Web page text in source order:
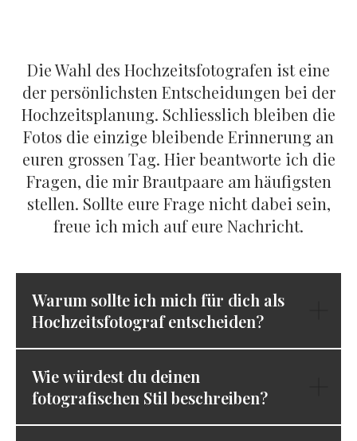
Die Wahl des Hochzeitsfotografen ist eine
der persönlichsten Entscheidungen bei der
Hochzeitsplanung. Schliesslich bleiben die
Fotos die einzige bleibende Erinnerung an
euren grossen Tag. Hier beantworte ich die
Fragen, die mir Brautpaare am häufigsten
stellen. Sollte eure Frage nicht dabei sein,
freue ich mich auf eure Nachricht.
Warum sollte ich mich für dich als
Hochzeitsfotograf entscheiden?
Wie würdest du deinen
fotografischen Stil beschreiben?